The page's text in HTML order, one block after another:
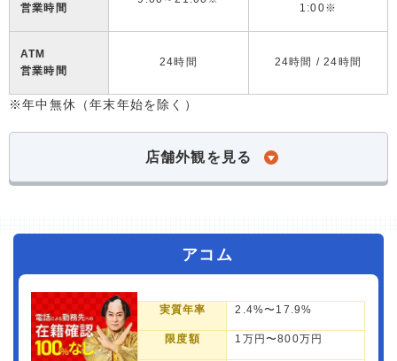
営業時間
1:00※
ATM
営業時間
24時間 24時間 / 24時間
※年中無休（年末年始を除く）
店舗外観を見る
アコム
実質年率 2.4%〜17.9%
限度額 1万円〜800万円